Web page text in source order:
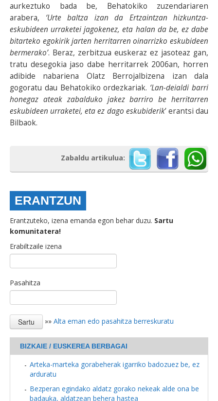
aurkeztuko bada be, Behatokiko zuzendariaren
arabera, ‘Urte baltza izan da Ertzaintzan hizkuntza-
eskubideen urraketei jagokenez, eta halan da be, ez dabe
bitarteko egokirik jarten herritarren oinarrizko eskubideen
bermerako’. Beraz, zerbitzua euskeraz ez jasoteaz gan,
tratu desegokia jaso dabe herritarrek 2006an, horren
adibide nabariena Olatz Berrojalbizena izan dala
gogoratu dau Behatokiko ordezkariak. ‘Lan-deialdi barri
honegaz ateak zabalduko jakez barriro be herritarren
eskubideen urraketei, eta ez dago eskubiderik’ erantsi dau
Bilbaok.
Zabaldu artikulua:
ERANTZUN
Erantzuteko, izena emanda egon behar duzu. Sartu
komunitatera!
Erabiltzaile izena
Pasahitza
»» Alta eman edo pasahitza berreskuratu
BIZKAIE / EUSKEREA BERBAGAI
Arteka-marteka gorabeherak igarriko badozuez be, ez
arduratu
Bezperan egindako aldatz gorako nekeak alde ona be
badauka, aldatzean behera hastea